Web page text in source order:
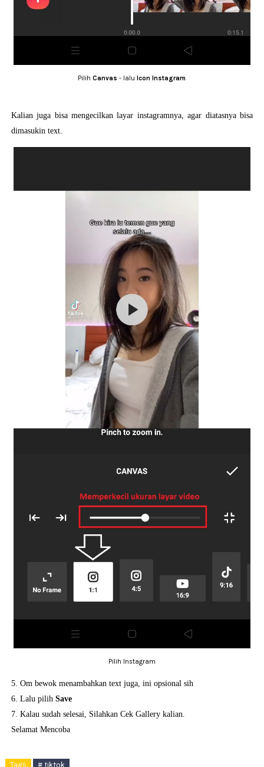
PilihCanvas- laluIcon Instagram
Kalian juga bisa mengecilkan layar instagramnya, agar diatasnya bisa
dimasukin text.
Pilih Instagram
5. Om bewok menambahkan text juga, ini opsional sih
6. Lalu pilih Save
7. Kalau sudah selesai, Silahkan Cek Gallery kalian.
Selamat Mencoba
Tags # tiktok